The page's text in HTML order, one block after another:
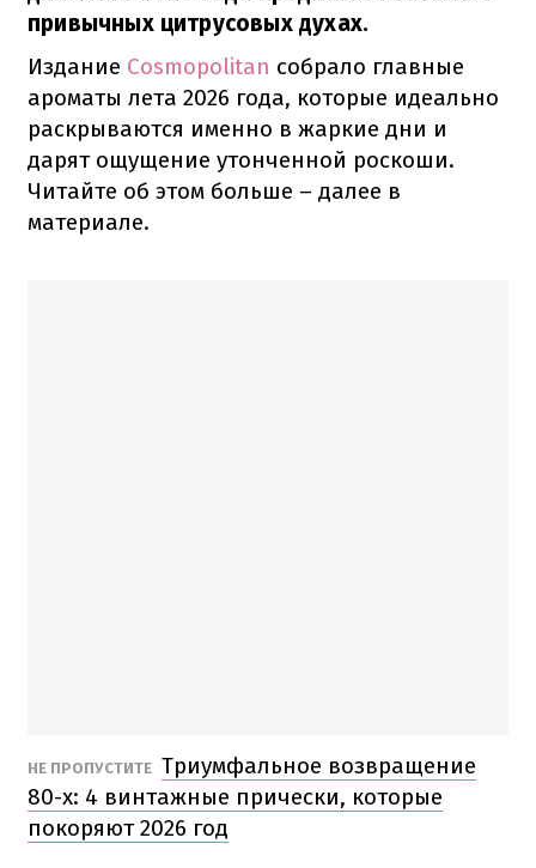
привычных цитрусовых духах.
Издание Cosmopolitan собрало главные
ароматы лета 2026 года, которые идеально
раскрываются именно в жаркие дни и
дарят ощущение утонченной роскоши.
Читайте об этом больше – далее в
материале.
НЕ ПРОПУСТИТЕ Триумфальное возвращение
80-х: 4 винтажные прически, которые
покоряют 2026 год